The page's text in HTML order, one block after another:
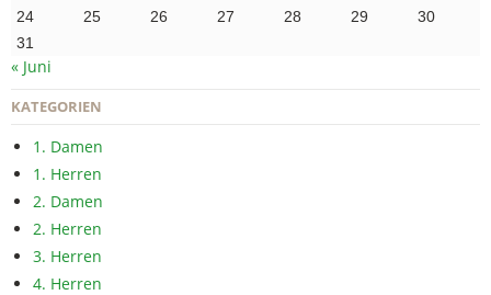
24
25 26 27 28 29
30
31
« Juni
KATEGORIEN
1. Damen
1. Herren
2. Damen
2. Herren
3. Herren
4. Herren